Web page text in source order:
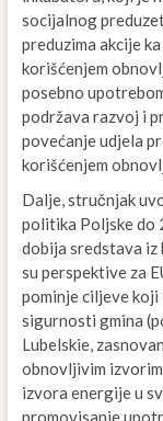
socijalnog
preduzima akcije
korišćenjem
posebno
podržava razvoj i
povećanje udjela
korišćenjem
Dalje, stručnjak
politika Poljske do
dobija sredstava iz
su perspektive za
pominje ciljeve
sigurnosti gmina
Lubelskie,
obnovljivim
izvora energije u
promovisanje